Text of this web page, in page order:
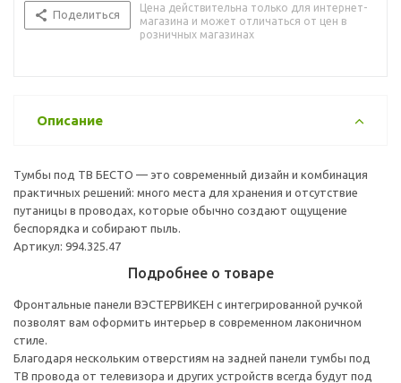
Поделиться
Цена действительна только для интернет-
магазина и может отличаться от цен в
розничных магазинах
Описание
Тумбы под ТВ БЕСТО — это современный дизайн и комбинация
практичных решений: много места для хранения и отсутствие
путаницы в проводах, которые обычно создают ощущение
беспорядка и собирают пыль.
Артикул: 994.325.47
Подробнее о товаре
Фронтальные панели ВЭСТЕРВИКЕН с интегрированной ручкой
позволят вам оформить интерьер в современном лаконичном
стиле.
Благодаря нескольким отверстиям на задней панели тумбы под
ТВ провода от телевизора и других устройств всегда будут под